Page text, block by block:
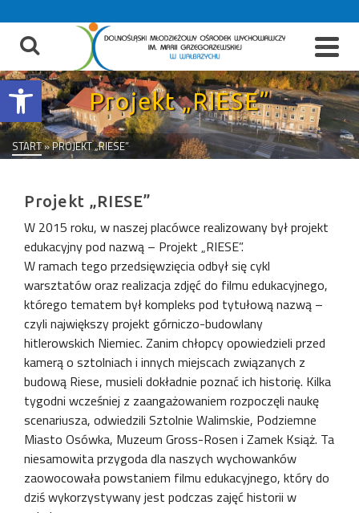
Otwórz pasek narzędzi
treści
Projekt „RIESE”
START»PROJEKT „RIESE”
Projekt „RIESE”
W 2015 roku, w naszej placówce realizowany był projekt
edukacyjny pod nazwą – Projekt „RIESE”.
W ramach tego przedsięwzięcia odbył się cykl
warsztatów oraz realizacja zdjęć do filmu edukacyjnego,
którego tematem był kompleks pod tytułową nazwą –
czyli największy projekt górniczo-budowlany
hitlerowskich Niemiec. Zanim chłopcy opowiedzieli przed
kamerą o sztolniach i innych miejscach związanych z
budową Riese, musieli dokładnie poznać ich historię. Kilka
tygodni wcześniej z zaangażowaniem rozpoczęli naukę
scenariusza, odwiedzili Sztolnie Walimskie, Podziemne
Miasto Osówka, Muzeum Gross-Rosen i Zamek Książ. Ta
niesamowita przygoda dla naszych wychowanków
zaowocowała powstaniem filmu edukacyjnego, który do
dziś wykorzystywany jest podczas zajęć historii w